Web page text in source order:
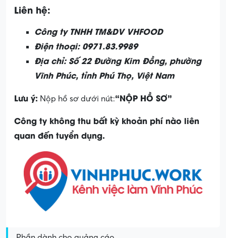
Liên hệ:
Công ty TNHH TM&DV VHFOOD
Điện thoại: 0971.83.9989
Địa chỉ: Số 22 Đường Kim Đồng, phường
Vĩnh Phúc, tỉnh Phú Thọ, Việt Nam
Lưu ý: Nộp hồ sơ dưới nút:“NỘP HỒ SƠ”
Công ty không thu bất kỳ khoản phí nào liên
quan đến tuyển dụng.